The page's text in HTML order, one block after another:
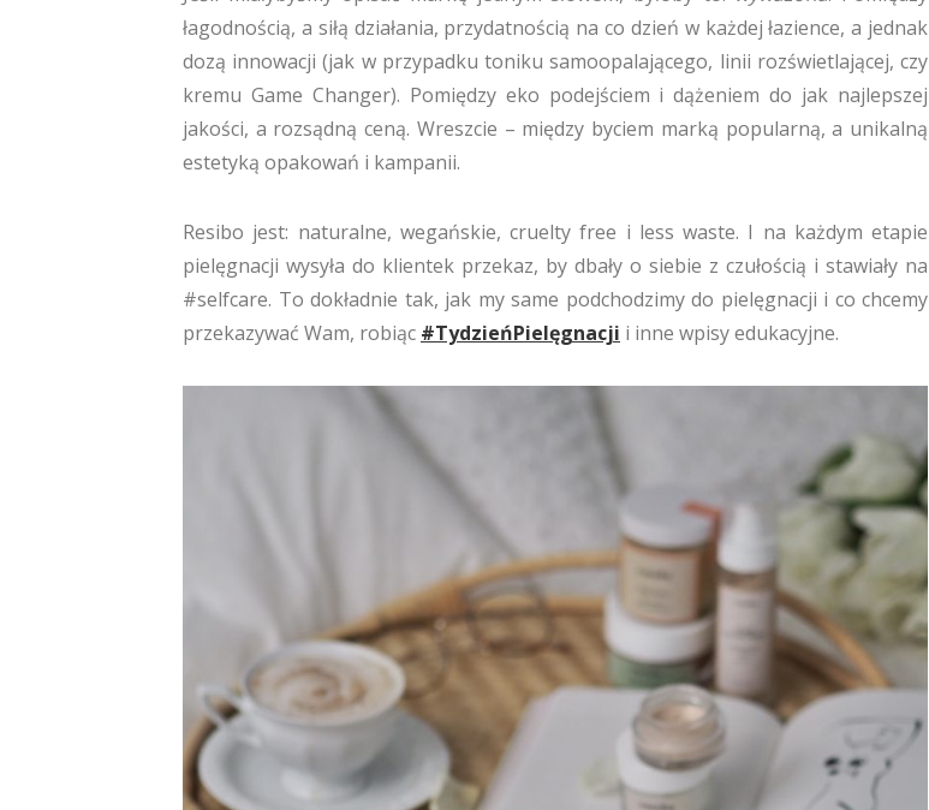
łagodnością, a siłą działania, przydatnością na co dzień w każdej łazience, a jednak
dozą innowacji (jak w przypadku toniku samoopalającego, linii rozświetlającej, czy
kremu Game Changer). Pomiędzy eko podejściem i dążeniem do jak najlepszej
jakości, a rozsądną ceną. Wreszcie – między byciem marką popularną, a unikalną
estetyką opakowań i kampanii.
Resibo jest: naturalne, wegańskie, cruelty free i less waste. I na każdym etapie
pielęgnacji wysyła do klientek przekaz, by dbały o siebie z czułością i stawiały na
#selfcare. To dokładnie tak, jak my same podchodzimy do pielęgnacji i co chcemy
przekazywać Wam, robiąc #TydzieńPielęgnacji i inne wpisy edukacyjne.